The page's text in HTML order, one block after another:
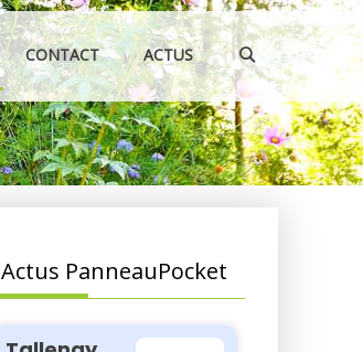
CONTACT ACTUS
Actus PanneauPocket